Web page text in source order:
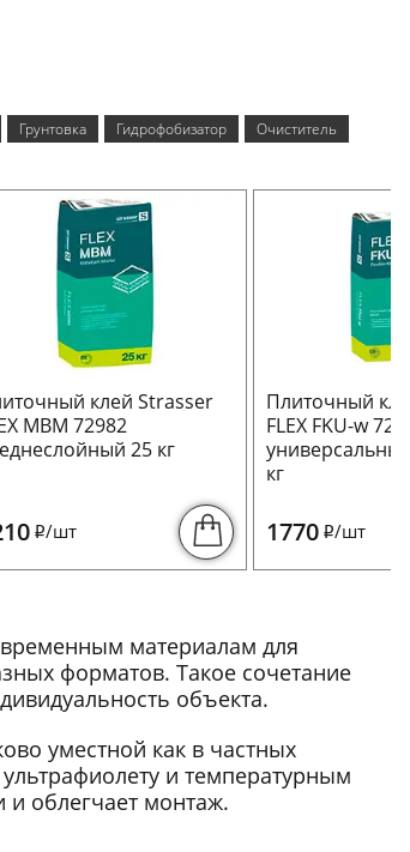
Грунтовка Гидрофобизатор
Очиститель
клей Strasser
MBM 72982
25 кг
i/шт
Плиточный
FLEX FKU-w
кг
1770 i/шт
материалам для
форматов. Такое сочетание
объекта.
уместной как в частных
и температурным
и облегчает монтаж.